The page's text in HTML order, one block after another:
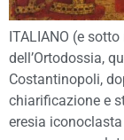
ITALIANO (e
dell’Ortodossia,
Costantinopoli,
chiarificazione e
eresia